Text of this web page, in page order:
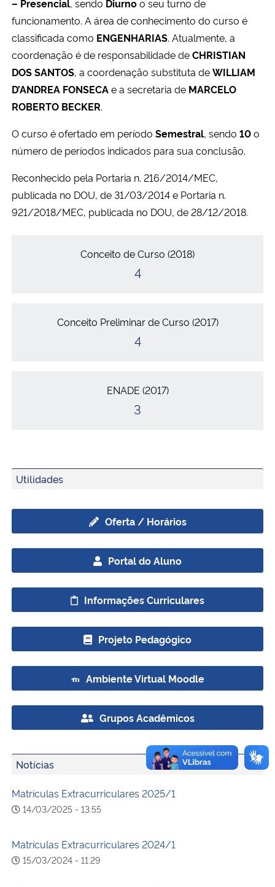
Ministério da Cidadania
Ministério da Saúde
Ministério de Minas e Energia
Ministério da Ciência, Tecnologia, Inovações e Comunicações
Ministério do Meio Ambiente
Ministério do Turismo
Ministério da Mulher, da Família e dos Direitos Humanos
– Presencial, sendo Diurnoo seu turno de
funcionamento. A área de conhecimento do curso é
classificada como ENGENHARIAS. Atualmente, a
coordenação é de responsabilidade deCHRISTIAN
DOS SANTOS, a coordenação substituta deWILLIAM
D’ANDREA FONSECAe a secretaria de MARCELO
ROBERTO BECKER.
O curso é ofertado em período Semestral, sendo 10o
número de períodos indicados para sua conclusão.
Reconhecido pela Portaria n. 216/2014/MEC,
publicada no DOU, de 31/03/2014 e Portaria n.
921/2018/MEC, publicada no DOU, de 28/12/2018.
Conceito de Curso (2018)
4
Conceito Preliminar de Curso (2017)
4
ENADE (2017)
3
Utilidades
Oferta / Horários
Portal do Aluno
Informações Curriculares
Projeto Pedagógico
Ambiente Virtual Moodle
Grupos Acadêmicos
Notícias
Matrículas Extracurriculares 2025/1
14/03/2025 - 13:55
Matrículas Extracurriculares 2024/1
15/03/2024 - 11:29